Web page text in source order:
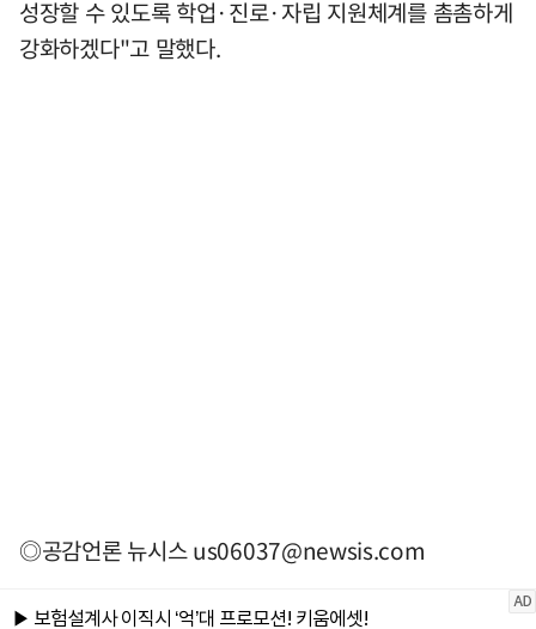
성장할 수 있도록 학업·진로·자립 지원체계를 촘촘하게
강화하겠다"고 말했다.
◎공감언론 뉴시스us06037@newsis.com